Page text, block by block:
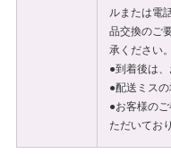
ルまたは電
品交換のご
承ください。
●到着後は
●配送ミス
●お客様の
ただいてお